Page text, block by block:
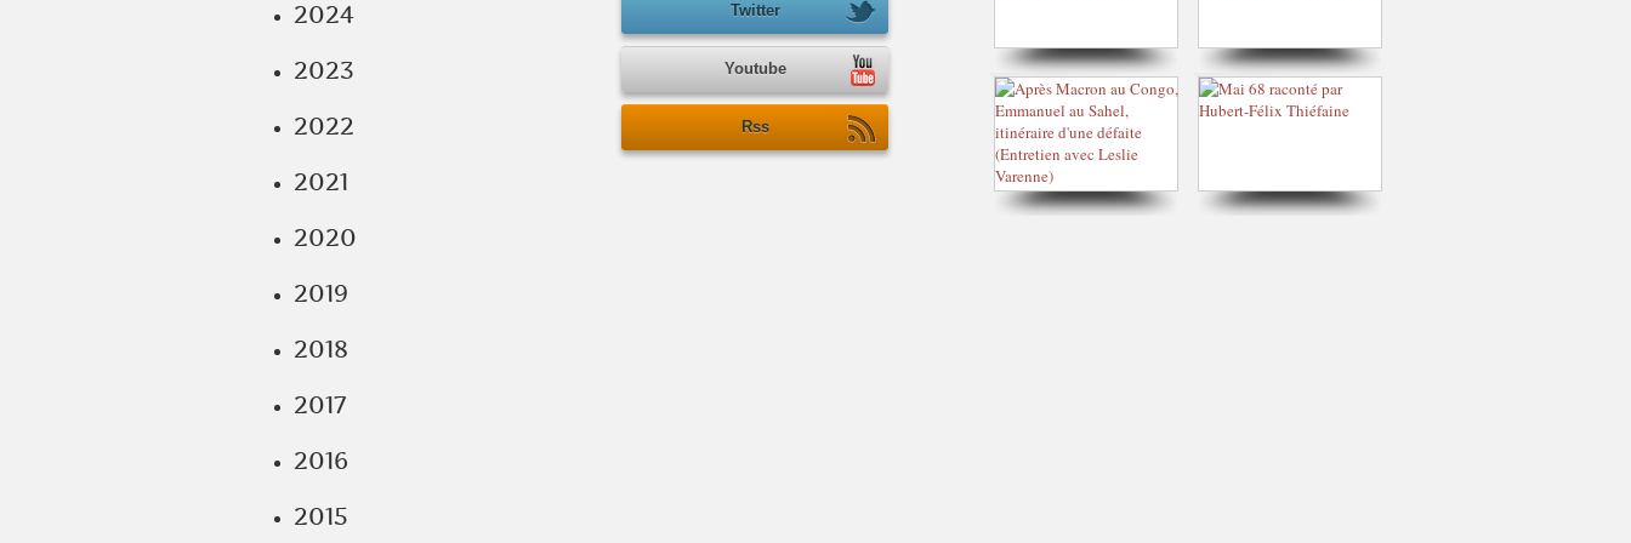
2024
2023
2022
2021
2020
2019
2018
2017
2016
2015
Twitter
Youtube
Rss